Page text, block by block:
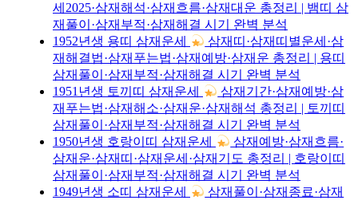
세2025·삼재해석·삼재흐름·삼재대운 총정리 | 뱀띠 삼
재풀이·삼재부적·삼재해결 시기 완벽 분석
1952년생 용띠 삼재운세
삼재띠·삼재띠별운세·삼
재해결법·삼재푸는법·삼재예방·삼재운 총정리 | 용띠
삼재풀이·삼재부적·삼재해결 시기 완벽 분석
1951년생 토끼띠 삼재운세
삼재기간·삼재예방·삼
재푸는법·삼재해소·삼재운·삼재해석 총정리 | 토끼띠
삼재풀이·삼재부적·삼재해결 시기 완벽 분석
1950년생 호랑이띠 삼재운세
삼재예방·삼재흐름·
삼재운·삼재띠·삼재운세·삼재기도 총정리 | 호랑이띠
삼재풀이·삼재부적·삼재해결 시기 완벽 분석
1949년생 소띠 삼재운세
삼재풀이·삼재종료·삼재